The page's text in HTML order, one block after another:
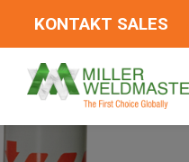
KONTAKT SALES